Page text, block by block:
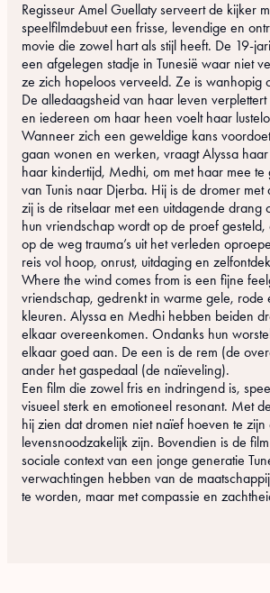
Regisseur Amel Guellaty serveert de kijker
speelfilmdebuut een frisse, levendige en
movie die zowel hart als stijl heeft. De 19-
een afgelegen stadje in Tunesië waar niet
ze zich hopeloos verveeld. Ze is wanhopig
De alledaagsheid van haar leven
en iedereen om haar heen voelt haar
Wanneer zich een geweldige kans
gaan wonen en werken, vraagt Alyssa
haar kindertijd, Medhi, om met haar mee
van Tunis naar Djerba. Hij is de dromer met
zij is de ritselaar met een uitdagende drang
hun vriendschap wordt op de proef
op de weg trauma’s uit het verleden
reis vol hoop, onrust, uitdaging en
Where the wind comes from is een fijne
vriendschap, gedrenkt in warme gele, rode
kleuren. Alyssa en Medhi hebben beiden
elkaar overeenkomen. Ondanks hun
elkaar goed aan. De een is de rem (de
ander het gaspedaal (de naïeveling).
Een film die zowel fris en indringend is,
visueel sterk en emotioneel resonant. Met
hij zien dat dromen niet naïef hoeven te zijn
levensnoodzakelijk zijn. Bovendien is de
sociale context van een jonge generatie
verwachtingen hebben van de
te worden, maar met compassie en